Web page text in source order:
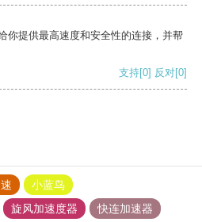
你提供最高速度和安全性的连接，并帮
支持[0] 反对[0]
小蓝鸟
旋风加速度器
快连加速器